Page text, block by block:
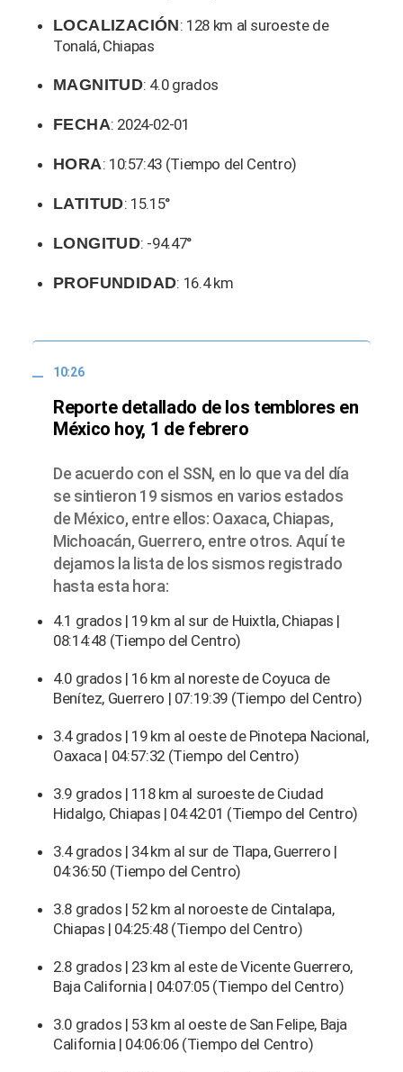
LOCALIZACIÓN: 128 km al suroeste de
Tonalá, Chiapas
MAGNITUD: 4.0 grados
FECHA: 2024-02-01
HORA: 10:57:43 (Tiempo del Centro)
LATITUD: 15.15°
LONGITUD: -94.47°
PROFUNDIDAD: 16.4 km
10:26
Reporte detallado de los temblores en
México hoy, 1 de febrero
De acuerdo con el SSN, en lo que va del día
se sintieron 19 sismos en varios estados
de México, entre ellos: Oaxaca, Chiapas,
Michoacán, Guerrero, entre otros. Aquí te
dejamos la lista de los sismos registrado
hasta esta hora:
4.1 grados | 19 km al sur de Huixtla, Chiapas |
08:14:48 (Tiempo del Centro)
4.0 grados | 16 km al noreste de Coyuca de
Benítez, Guerrero | 07:19:39 (Tiempo del Centro)
3.4 grados | 19 km al oeste de Pinotepa Nacional,
Oaxaca | 04:57:32 (Tiempo del Centro)
3.9 grados | 118 km al suroeste de Ciudad
Hidalgo, Chiapas | 04:42:01 (Tiempo del Centro)
3.4 grados | 34 km al sur de Tlapa, Guerrero |
04:36:50 (Tiempo del Centro)
3.8 grados | 52 km al noroeste de Cintalapa,
Chiapas | 04:25:48 (Tiempo del Centro)
2.8 grados | 23 km al este de Vicente Guerrero,
Baja California | 04:07:05 (Tiempo del Centro)
3.0 grados | 53 km al oeste de San Felipe, Baja
California | 04:06:06 (Tiempo del Centro)